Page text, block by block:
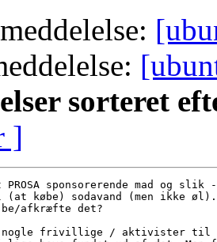
sorteret
]
sponsorerende mad og slik
købe) sodavand (men ikke øl).
afkræfte det?
nogle frivillige / aktivister til